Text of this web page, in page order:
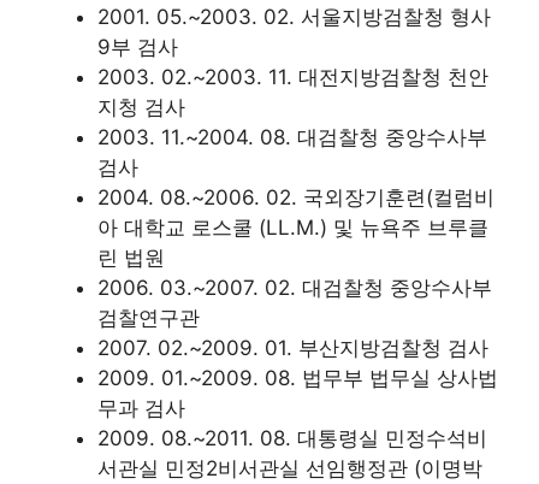
2001. 05.~2003. 02. 서울지방검찰청 형사
9부 검사
2003. 02.~2003. 11. 대전지방검찰청 천안
지청 검사
2003. 11.~2004. 08. 대검찰청 중앙수사부
검사
2004. 08.~2006. 02. 국외장기훈련(컬럼비
아 대학교 로스쿨 (LL.M.) 및 뉴욕주 브루클
린 법원
2006. 03.~2007. 02. 대검찰청 중앙수사부
검찰연구관
2007. 02.~2009. 01. 부산지방검찰청 검사
2009. 01.~2009. 08. 법무부 법무실 상사법
무과 검사
2009. 08.~2011. 08. 대통령실 민정수석비
서관실 민정2비서관실 선임행정관 (이명박